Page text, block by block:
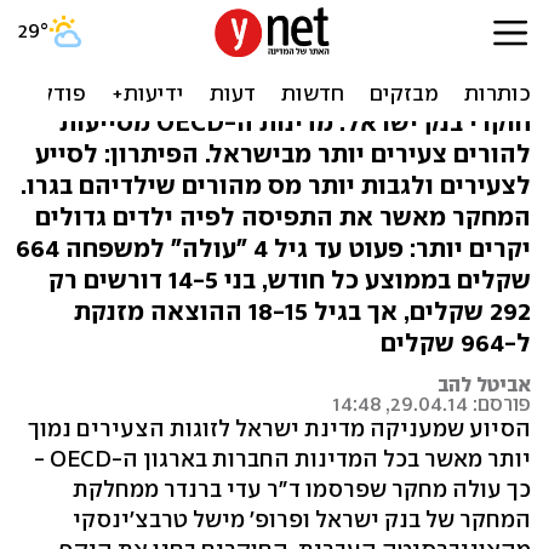
מחקר בבנק ישראל: יקר להיות
חוקרי בנק ישראל: מדינות ה-OECD מסייעות
להורים צעירים יותר מבישראל. הפיתרון: לסייע
לצעירים ולגבות יותר מס מהורים שילדיהם בגרו.
המחקר מאשר את התפיסה לפיה ילדים גדולים
יקרים יותר: פעוט עד גיל 4 "עולה" למשפחה 664
שקלים בממוצע כל חודש, בני 14-5 דורשים רק
292 שקלים, אך בגיל 18-15 ההוצאה מזנקת
ל-964 שקלים
אביטל להב
פורסם: 29.04.14, 14:48
הסיוע שמעניקה מדינת ישראל לזוגות הצעירים נמוך
יותר מאשר בכל המדינות החברות בארגון ה-OECD -
כך עולה מחקר שפרסמו ד"ר עדי ברנדר ממחלקת
המחקר של בנק ישראל ופרופ' מישל טרבצ'ינסקי